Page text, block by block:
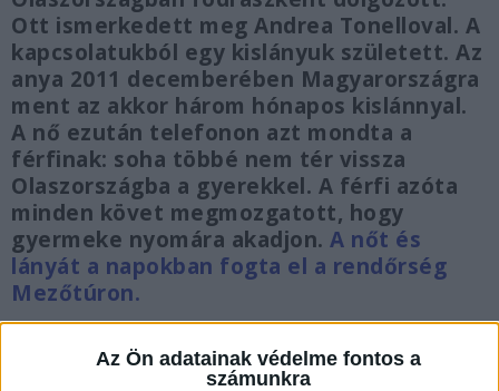
Az Ön adatainak védelme fontos a
számunkra
Ott ismerkedett meg Andrea Tonelloval. A
kapcsolatukból egy kislányuk született. Az
anya 2011 decemberében Magyarországra
ment az akkor három hónapos kislánnyal.
A nő ezután telefonon azt mondta a
férfinak: soha többé nem tér vissza
Olaszországba a gyerekkel. A férfi azóta
minden követ megmozgatott, hogy
gyermeke nyomára akadjon. A nőt és
lányát a napokban fogta el a rendőrség
Mezőtúron.